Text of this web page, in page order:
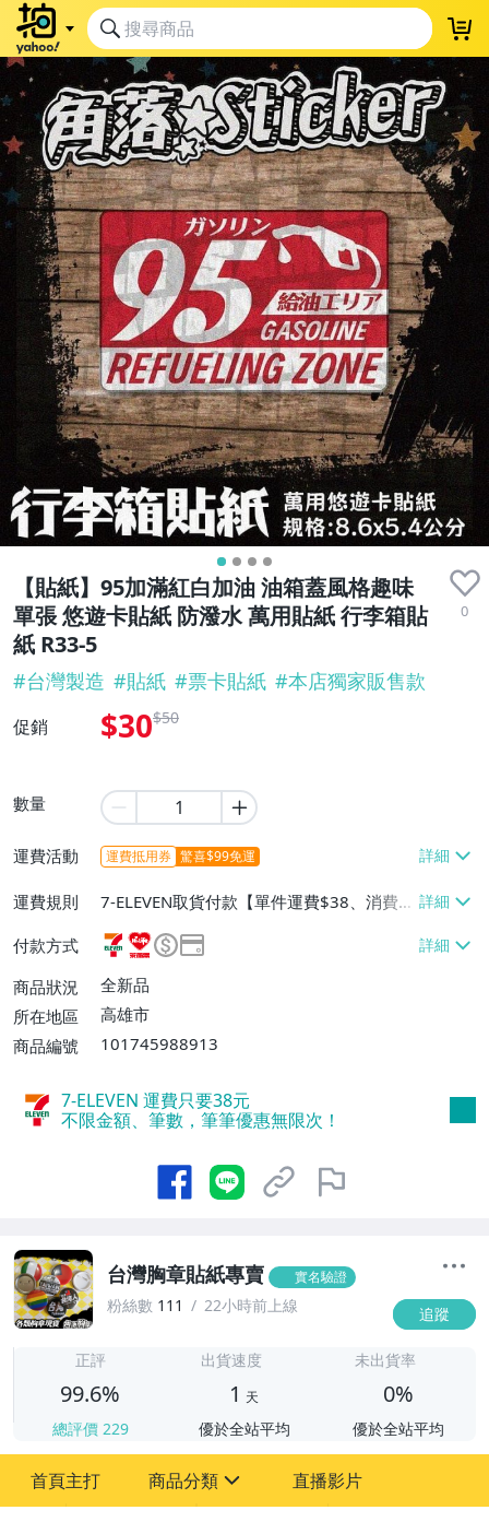
【貼紙】95加滿紅白加油 油箱蓋風格趣味
單張 悠遊卡貼紙 防潑水 萬用貼紙 行李箱貼
紙 R33-5
0
#台灣製造 #貼紙 #票卡貼紙 #本店獨家販售款
促銷 $30$50
數量
運費活動 運費抵用券 驚喜$99免運
運費規則
7-ELEVEN取貨付款【單件運費$38、消費滿
$1000免運費】、7-ELEVEN取貨不付款
【單件運費$38、消費滿$1000免運費】、
萊爾富取貨付款【單件運費$60、消費滿$1
000免運費】
付款方式
商品狀況
全新品
所在地區
高雄市
商品編號
101745988913
7-ELEVEN 運費只要38元
不限金額、筆數，筆筆優惠無限次！
台灣胸章貼紙專賣 實名驗證
粉絲數 111 22小時前上線 追蹤
正評
99.6%
總評價 229
出貨速度
1 天
優於全站平均
未出貨率
0%
優於全站平均
首頁主打 商品分類 直播影片